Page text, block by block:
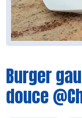
Burger
douce